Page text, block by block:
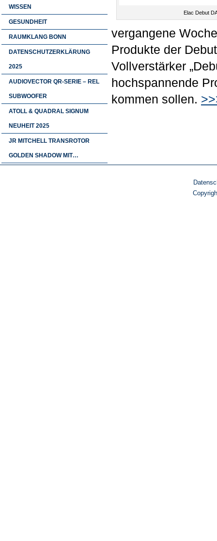
WISSEN
GESUNDHEIT
RAUMKLANG BONN
DATENSCHUTZERKLÄRUNG
2025
AUDIOVECTOR QR-SERIE – REL
SUBWOOFER
ATOLL & QUADRAL SIGNUM
NEUHEIT 2025
JR MITCHELL TRANSROTOR
GOLDEN SHADOW MIT…
Elac Debut
vergangene
Produkte der
Vollverstärker
hochspannende
kommen sollen.